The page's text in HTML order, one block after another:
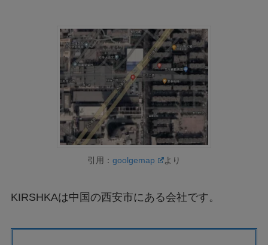
引用：goolgemap より
KIRSHKAは中国の西安市にある会社です。